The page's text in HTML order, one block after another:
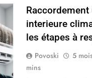
Raccordement
interieure
les étapes à
Povoski 5
mins
tout ce qu’il faut
saignements
SANTÉ